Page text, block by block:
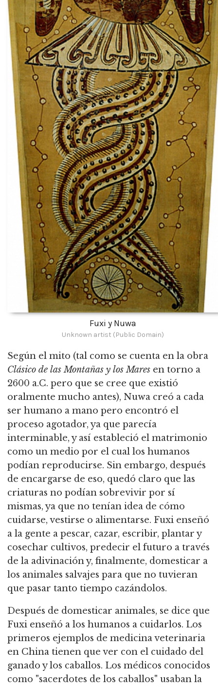
Fuxi y Nuwa
Unknown artist (Public Domain)
Según el mito (tal como se cuenta en la obra
Clásico de las Montañas y los Mares en torno a
2600 a.C. pero que se cree que existió
oralmente mucho antes), Nuwa creó a cada
ser humano a mano pero encontró el
proceso agotador, ya que parecía
interminable, y así estableció el matrimonio
como un medio por el cual los humanos
podían reproducirse. Sin embargo, después
de encargarse de eso, quedó claro que las
criaturas no podían sobrevivir por sí
mismas, ya que no tenían idea de cómo
cuidarse, vestirse o alimentarse. Fuxi enseñó
a la gente a pescar, cazar, escribir, plantar y
cosechar cultivos, predecir el futuro a través
de la adivinación y, finalmente, domesticar a
los animales salvajes para que no tuvieran
que pasar tanto tiempo cazándolos.
Después de domesticar animales, se dice que
Fuxi enseñó a los humanos a cuidarlos. Los
primeros ejemplos de medicina veterinaria
en China tienen que ver con el cuidado del
ganado y los caballos. Los médicos conocidos
como "sacerdotes de los caballos" usaban la